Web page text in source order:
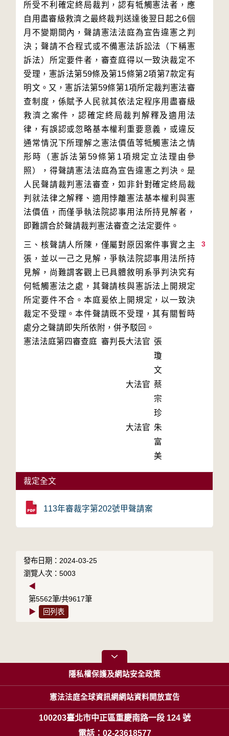
所受不利確定終局裁判，認有牴觸憲法者，應
自用盡審級救濟之最終裁判送達後翌日起之6個
月不變期間內，聲請憲法法庭為宣告違憲之判
決；聲請不合程式或不備憲法訴訟法（下稱憲
訴法）所定要件者，審查庭得以一致決裁定不
受理，憲訴法第59條及第15條第2項第7款定有
明文。又，憲訴法第59條第1項所定裁判憲法審
查制度，係賦予人民就其依法定程序用盡審級
救濟之案件，認確定終局裁判解釋及適用法
律，有誤認或忽略基本權利重要意義，或違反
通常情況下所理解之憲法價值等牴觸憲法之情
形時（憲訴法第59條第1項規定立法理由參
照），得聲請憲法法庭為宣告違憲之判決。是
人民聲請裁判憲法審查，如非針對確定終局裁
判就法律之解釋、適用悖離憲法基本權利與憲
法價值，而僅爭執法院認事用法所持見解者，
3
三、核聲請人所陳，僅屬對原因案件事實之主
張，並以一己之見解，爭執法院認事用法所持
見解，尚難謂客觀上已具體敘明系爭判決究有
何牴觸憲法之處，其聲請核與憲訴法上開規定
所定要件不合。本庭爰依上開規定，以一致決
裁定不受理。本件聲請既不受理，其有關暫時
處分之聲請即失所依附，併予駁回。
憲法法庭第四審查庭 審判長大法官 張
瓊
文
大法官 蔡
宗
珍
大法官 朱
富
美
裁定全文
113年審裁字第202號甲聲請案
發布日期：2024-03-25
瀏覽人次：5003
◀
第5562筆/共9617筆
▶
回列表
隱私權保護及網站安全政策
憲法法庭全球資訊網網站資料開放宣告
100203臺北市中正區重慶南路一段 124 號
電話：02-23618577